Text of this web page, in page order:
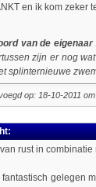
en ik kom zeker
van de
zijn er nog
splinternieuwe
op: 18-10-2011
rust in combinatie
fantastisch gelegen